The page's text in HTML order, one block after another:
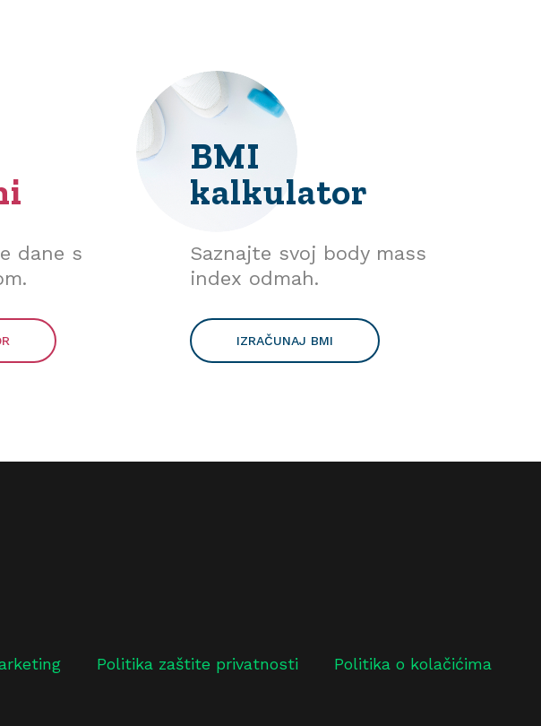
dane s
BMI
kalkulator
Saznajte svoj body mass
index odmah.
IZRAČUNAJ BMI
Politika zaštite privatnosti Politika o kolačićima